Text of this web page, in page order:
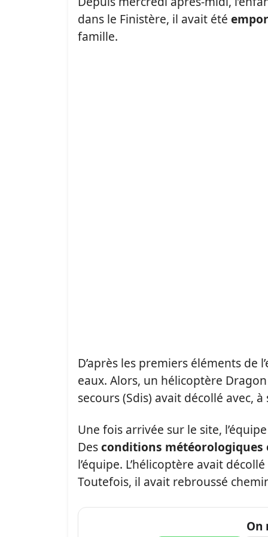
dans le Finistère, il avait été
famille.
D’après les premiers éléments de
eaux. Alors, un hélicoptère
secours (Sdis) avait décollé avec,
Une fois arrivée sur le site,
Desconditions météorologiques
l’équipe. L’hélicoptère avait
Toutefois, il avait rebroussé
On